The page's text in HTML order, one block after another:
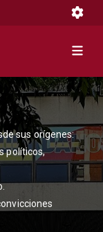
sus orígenes:
políticos,